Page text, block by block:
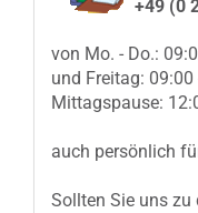
+49 (0
von Mo. - Do.:
und Freitag: 09:00
Mittagspause:
auch persönlich
Sollten Sie uns zu